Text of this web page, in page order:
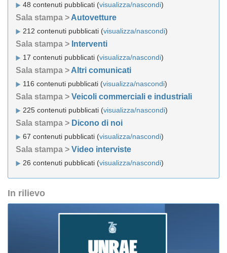
48 contenuti pubblicati (visualizza/nascondi)
Sala stampa > Autovetture
212 contenuti pubblicati (visualizza/nascondi)
Sala stampa > Interventi
17 contenuti pubblicati (visualizza/nascondi)
Sala stampa > Altri comunicati
116 contenuti pubblicati (visualizza/nascondi)
Sala stampa > Veicoli commerciali e industriali
225 contenuti pubblicati (visualizza/nascondi)
Sala stampa > Dicono di noi
67 contenuti pubblicati (visualizza/nascondi)
Sala stampa > Video interviste
26 contenuti pubblicati (visualizza/nascondi)
In rilievo